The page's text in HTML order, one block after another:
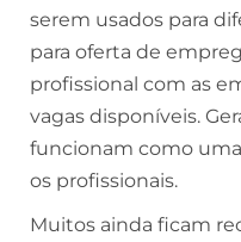
serem usados para
para oferta de
profissional com as
vagas disponíveis.
funcionam como
os profissionais.
Muitos ainda ficam